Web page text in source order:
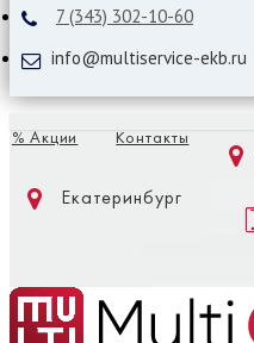
7 (343) 302-10-60
info@multiservice-ekb.ru
% Акции Контакты
Екатеринбург